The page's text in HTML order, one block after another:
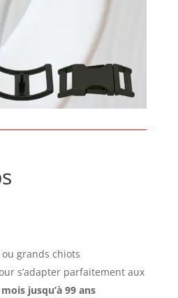
grands chiots
s’adapter parfaitement aux
jusqu’à 99 ans